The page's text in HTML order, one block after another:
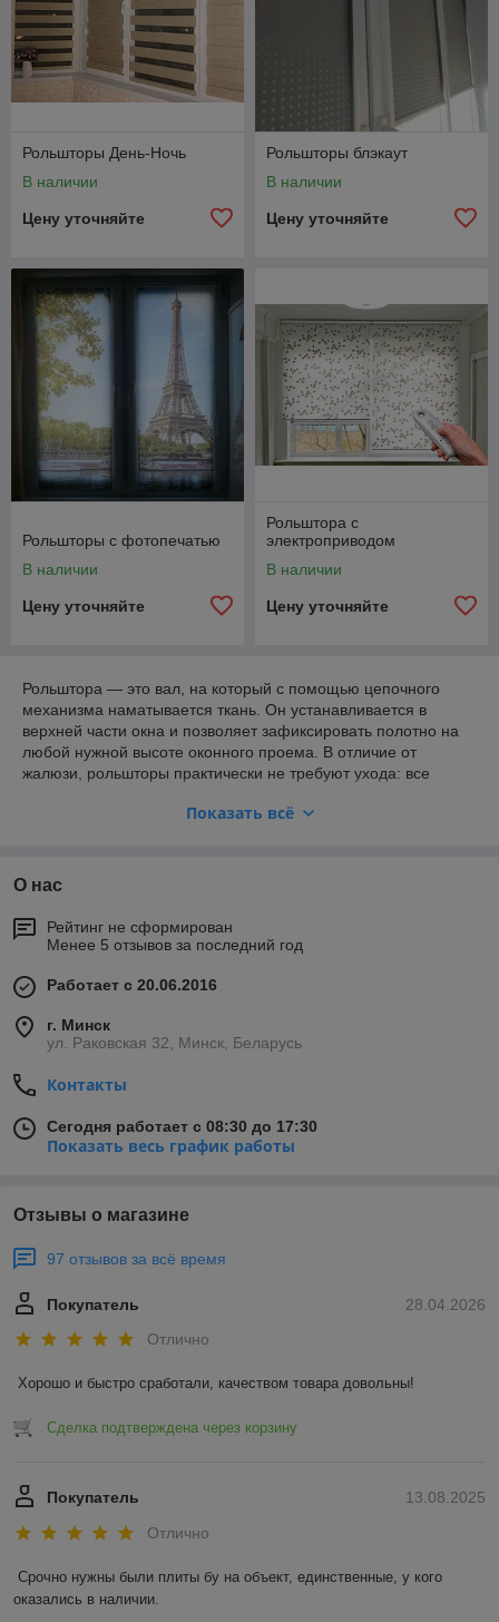
требованиям европейских
производителей.
2 года гарантии на всю продукцию
собственного производства.
стоимость, обращайтесь к нам, мы сможем
Звоните прямо сейчас, мы всегда открыты к сотрудничеству!
Рольшторы День-Ночь
В наличии
Цену уточняйте
Рольшторы блэкаут
В наличии
Цену уточняйте
Рольшторы с фотопечатью
В наличии
Цену уточняйте
Рольштора с
электроприводом
В наличии
Цену уточняйте
Рольштора — это вал, на который с помощью цепочного
механизма наматывается ткань. Он устанавливается в
верхней части окна и позволяет зафиксировать полотно на
любой нужной высоте оконного проема. В отличие от
жалюзи, рольшторы практически не требуют ухода: все
пылеотталкивающими составами, благодаря чему сохраняют
декоративными алюминиевыми коробами и
любой дизайн интерьера и значительно продлевает срок их
эксплуатации.
Показать всё
О нас
Рейтинг не сформирован
Менее 5 отзывов за последний год
Работает с 20.06.2016
г. Минск
ул. Раковская 32, Минск, Беларусь
Контакты
Сегодня работает с 08:30 до 17:30
Показать весь график работы
Отзывы о магазине
97 отзывов за всё время
28.04.2026
Покупатель
Отлично
Хорошо и быстро сработали, качеством товара довольны!
Сделка подтверждена через корзину
13.08.2025
Покупатель
Отлично
Срочно нужны были плиты бу на объект, единственные, у кого
оказались в наличии.